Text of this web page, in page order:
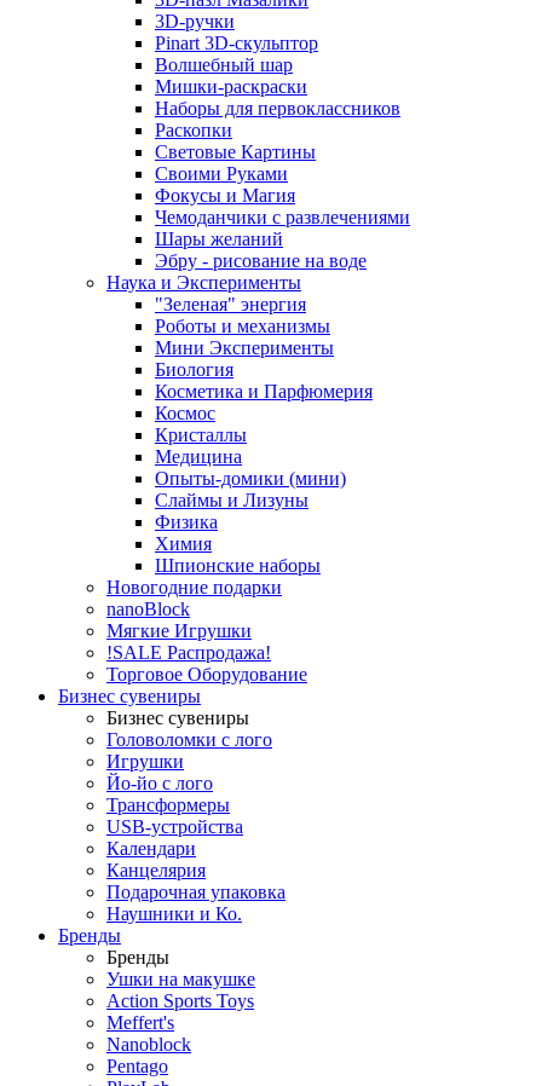
3D-ручки
Pinart 3D-скульптор
Волшебный шар
Мишки-раскраски
Наборы для первоклассников
Раскопки
Световые Картины
Своими Руками
Фокусы и Магия
Чемоданчики с развлечениями
Шары желаний
Эбру - рисование на воде
Наука и Эксперименты
"Зеленая" энергия
Роботы и механизмы
Мини Эксперименты
Биология
Косметика и Парфюмерия
Космос
Кристаллы
Медицина
Опыты-домики (мини)
Слаймы и Лизуны
Физика
Химия
Шпионские наборы
Новогодние подарки
nanoBlock
Мягкие Игрушки
!SALE Распродажа!
Торговое Оборудование
Бизнес сувениры
Бизнес сувениры
Головоломки с лого
Игрушки
Йо-йо с лого
Трансформеры
USB-устройства
Календари
Канцелярия
Подарочная упаковка
Наушники и Ко.
Бренды
Бренды
Ушки на макушке
Action Sports Toys
Meffert's
Nanoblock
Pentago